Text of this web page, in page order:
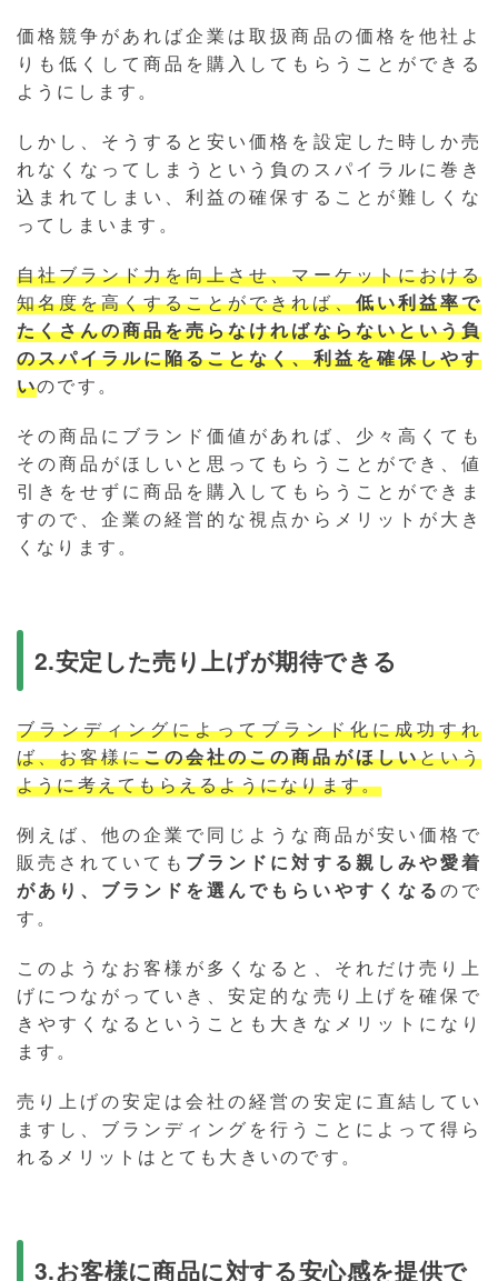
価格競争があれば企業は取扱商品の価格を他社よ
りも低くして商品を購入してもらうことができる
ようにします。
しかし、そうすると安い価格を設定した時しか売
れなくなってしまうという負のスパイラルに巻き
込まれてしまい、利益の確保することが難しくな
ってしまいます。
自社ブランド力を向上させ、マーケットにおける
知名度を高くすることができれば、低い利益率で
たくさんの商品を売らなければならないという負
のスパイラルに陥ることなく、利益を確保しやす
いのです。
その商品にブランド価値があれば、少々高くても
その商品がほしいと思ってもらうことができ、値
引きをせずに商品を購入してもらうことができま
すので、企業の経営的な視点からメリットが大き
くなります。
2.安定した売り上げが期待できる
ブランディングによってブランド化に成功すれ
ば、お客様にこの会社のこの商品がほしいという
ように考えてもらえるようになります。
例えば、他の企業で同じような商品が安い価格で
販売されていても ブランドに対する親しみや愛着
があり、ブランドを選んでもらいやすくなるので
す。
このようなお客様が多くなると、それだけ売り上
げにつながっていき、安定的な売り上げを確保で
きやすくなるということも大きなメリットになり
ます。
売り上げの安定は会社の経営の安定に直結してい
ますし、ブランディングを行うことによって得ら
れるメリットはとても大きいのです。
3.お客様に商品に対する安心感を提供で